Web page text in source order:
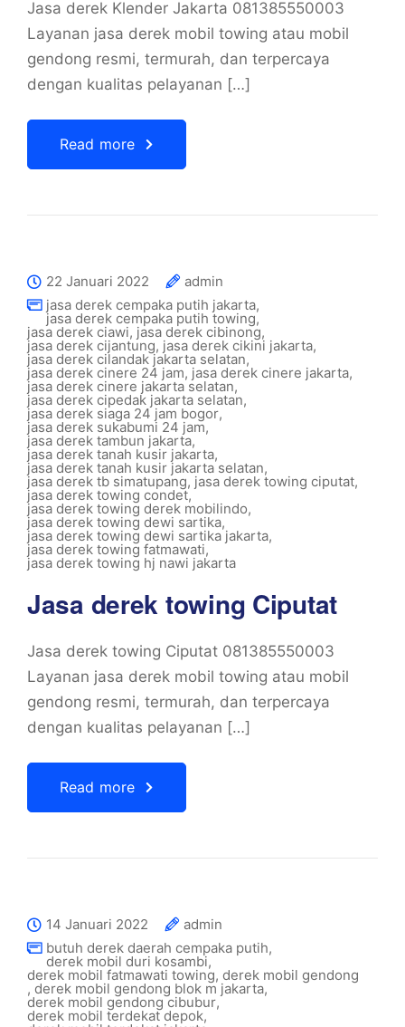
Jasa derek Klender Jakarta 081385550003
Layanan jasa derek mobil towing atau mobil
gendong resmi, termurah, dan terpercaya
dengan kualitas pelayanan […]
Read more
22 Januari 2022
admin
jasa derek cempaka putih jakarta,
jasa derek cempaka putih towing,
jasa derek ciawi, jasa derek cibinong,
jasa derek cijantung, jasa derek cikini jakarta,
jasa derek cilandak jakarta selatan,
jasa derek cinere 24 jam, jasa derek cinere jakarta,
jasa derek cinere jakarta selatan,
jasa derek cipedak jakarta selatan,
jasa derek siaga 24 jam bogor,
jasa derek sukabumi 24 jam,
jasa derek tambun jakarta,
jasa derek tanah kusir jakarta,
jasa derek tanah kusir jakarta selatan,
jasa derek tb simatupang, jasa derek towing ciputat,
jasa derek towing condet,
jasa derek towing derek mobilindo,
jasa derek towing dewi sartika,
jasa derek towing dewi sartika jakarta,
jasa derek towing fatmawati,
jasa derek towing hj nawi jakarta
Jasa derek towing Ciputat
Jasa derek towing Ciputat 081385550003
Layanan jasa derek mobil towing atau mobil
gendong resmi, termurah, dan terpercaya
dengan kualitas pelayanan […]
Read more
14 Januari 2022
admin
butuh derek daerah cempaka putih,
derek mobil duri kosambi,
derek mobil fatmawati towing, derek mobil gendong
, derek mobil gendong blok m jakarta,
derek mobil gendong cibubur,
derek mobil terdekat depok,